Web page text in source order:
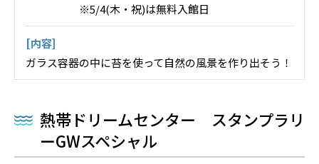
※5/4(木・祝)は無料入館日
[内容]
ガラス容器の中に苔を使って自然の風景を作り出そう！
熱帯ドリームセンター スタンプラリ
ーGWスペシャル